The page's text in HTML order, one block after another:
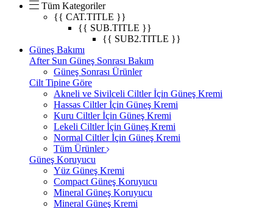
Tüm Kategoriler
{{ CAT.TITLE }}
{{ SUB.TITLE }}
{{ SUB2.TITLE }}
Güneş Bakımı
After Sun Güneş Sonrası Bakım
Güneş Sonrası Ürünler
Cilt Tipine Göre
Akneli ve Sivilceli Ciltler İçin Güneş Kremi
Hassas Ciltler İçin Güneş Kremi
Kuru Ciltler İçin Güneş Kremi
Lekeli Ciltler İçin Güneş Kremi
Normal Ciltler İçin Güneş Kremi
Tüm Ürünler
Güneş Koruyucu
Yüz Güneş Kremi
Compact Güneş Koruyucu
Mineral Güneş Koruyucu
Mineral Güneş Kremi